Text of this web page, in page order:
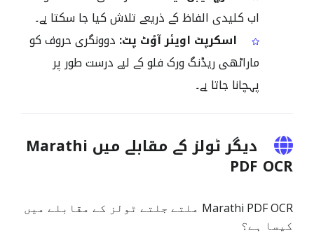
اب کلیدی الفاظ کے ذریعے تلاش کیا جا سکتا ہے۔
اسکرپٹ اویئر آؤٹ پٹ: دوونگری حروف کو
ماراٹھی ریڈنگ ورک فلو کے لیے درست طور پر
پہچانا جاتا ہے۔
دیگر ٹولز کے مقابلے میں Marathi
PDF OCR
Marathi PDF OCR ملتے جلتے ٹولز کے مقابلے میں
کیسا ہے؟